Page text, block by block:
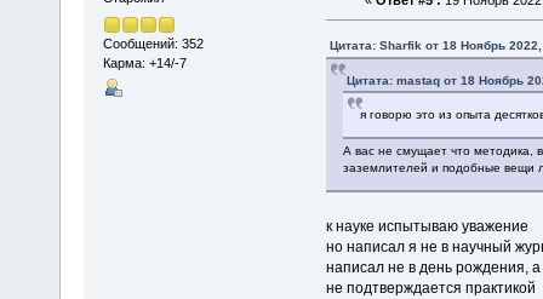
Сообщений: 352
Карма: +14/-7
Цитата: Sharfik от 18 Ноябрь
Цитата: mastaq от 18 Ноябрь
я говорю это из опыта
А вас не смущает что методика,
заземлителей и подобные вещи
к науке испытываю уважение
но написал я не в научный
написал не в день рождения,
не подтверждается практикой